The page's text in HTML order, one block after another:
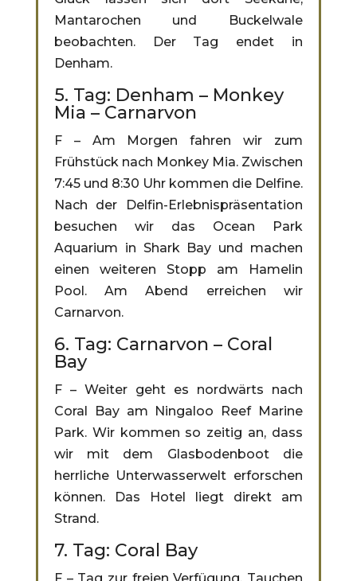
Mantarochen und Buckelwale
beobachten. Der Tag endet in
Denham.
5. Tag: Denham – Monkey
Mia – Carnarvon
F – Am Morgen fahren wir zum
Frühstück nach Monkey Mia. Zwischen
7:45 und 8:30 Uhr kommen die Delfine.
Nach der Delfin-Erlebnispräsentation
besuchen wir das Ocean Park
Aquarium in Shark Bay und machen
einen weiteren Stopp am Hamelin
Pool. Am Abend erreichen wir
Carnarvon.
6. Tag: Carnarvon – Coral
Bay
F – Weiter geht es nordwärts nach
Coral Bay am Ningaloo Reef Marine
Park. Wir kommen so zeitig an, dass
wir mit dem Glasbodenboot die
herrliche Unterwasserwelt erforschen
können. Das Hotel liegt direkt am
Strand.
7. Tag: Coral Bay